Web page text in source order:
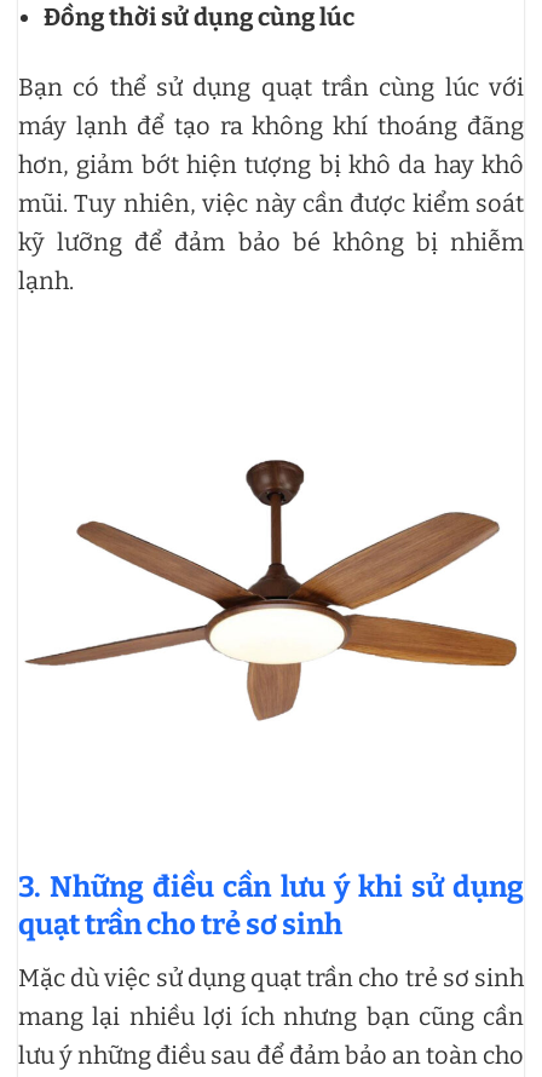
Đồng thời sử dụng cùng lúc
Bạn có thể sử dụng quạt trần cùng lúc với
máy lạnh để tạo ra không khí thoáng đãng
hơn, giảm bớt hiện tượng bị khô da hay khô
mũi. Tuy nhiên, việc này cần được kiểm soát
kỹ lưỡng để đảm bảo bé không bị nhiễm
lạnh.
3. Những điều cần lưu ý khi sử dụng
quạt trần cho trẻ sơ sinh
Mặc dù việc sử dụng quạt trần cho trẻ sơ sinh
mang lại nhiều lợi ích nhưng bạn cũng cần
lưu ý những điều sau để đảm bảo an toàn cho